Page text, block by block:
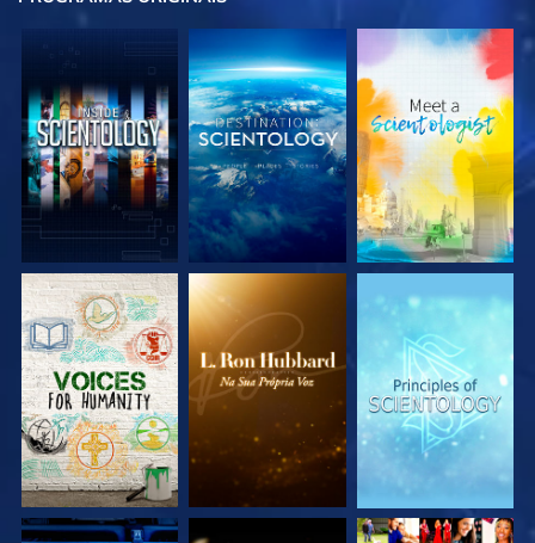
EXPLORE A SÉRIE EXPLORE A SÉRIE EXPLORE A SÉRIE